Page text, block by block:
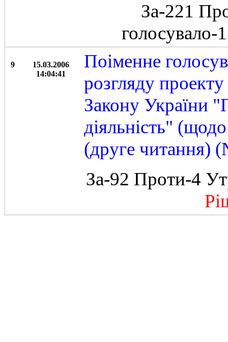
За-221
голосувало-
9
15.03.2006
14:04:41
Поіменне
розгляду
Закону України
діяльність"
(друге читання)
За-92 Проти-4